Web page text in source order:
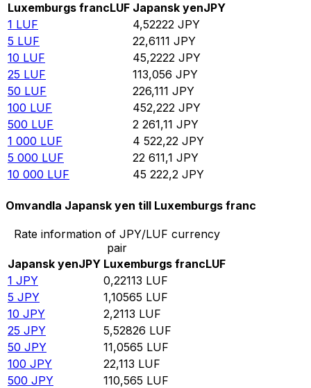
Luxemburgs francLUF Japansk yenJPY
1 LUF 4,52222 JPY
5 LUF 22,6111 JPY
10 LUF 45,2222 JPY
25 LUF 113,056 JPY
50 LUF 226,111 JPY
100 LUF 452,222 JPY
500 LUF 2 261,11 JPY
1 000 LUF 4 522,22 JPY
5 000 LUF 22 611,1 JPY
10 000 LUF 45 222,2 JPY
Omvandla Japansk yen till Luxemburgs franc
Rate information of JPY/LUF currency
pair
Japansk yenJPY Luxemburgs francLUF
1 JPY 0,22113 LUF
5 JPY 1,10565 LUF
10 JPY 2,2113 LUF
25 JPY 5,52826 LUF
50 JPY 11,0565 LUF
100 JPY 22,113 LUF
500 JPY 110,565 LUF